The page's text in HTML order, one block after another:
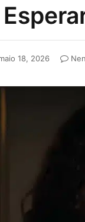
18, 2026